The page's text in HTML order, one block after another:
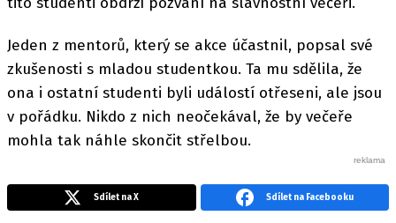
Jeden z mentorů, který se akce účastnil, popsal své
zkušenosti s mladou studentkou. Ta mu sdělila, že
ona i ostatní studenti byli událostí otřeseni, ale jsou
v pořádku. Nikdo z nich neočekával, že by večeře
mohla tak náhle skončit střelbou.
Sdílet na X Sdílet na Facebooku